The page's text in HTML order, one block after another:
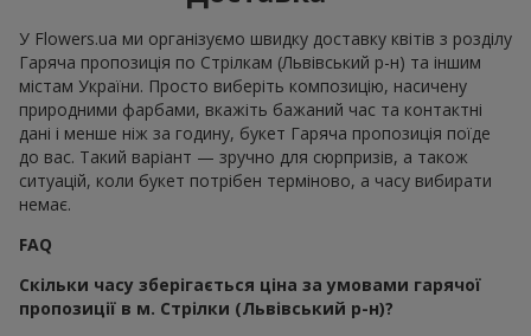
У Flowers.ua ми організуємо швидку доставку квітів з розділу
Гаряча пропозиція по Стрілкам (Львівський р-н) та іншим
містам України. Просто виберіть композицію, насичену
природними фарбами, вкажіть бажаний час та контактні
дані і менше ніж за годину, букет Гаряча пропозиція поїде
до вас. Такий варіант — зручно для сюрпризів, а також
ситуацій, коли букет потрібен терміново, а часу вибирати
немає.
FAQ
Скільки часу зберігається ціна за умовами гарячої
пропозиції в м. Стрілки (Львівський р-н)?